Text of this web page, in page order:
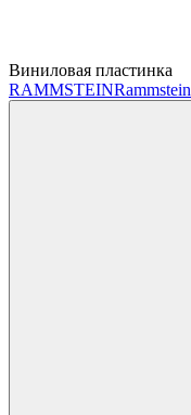
Виниловая пластинка
RAMMSTEINRammstein